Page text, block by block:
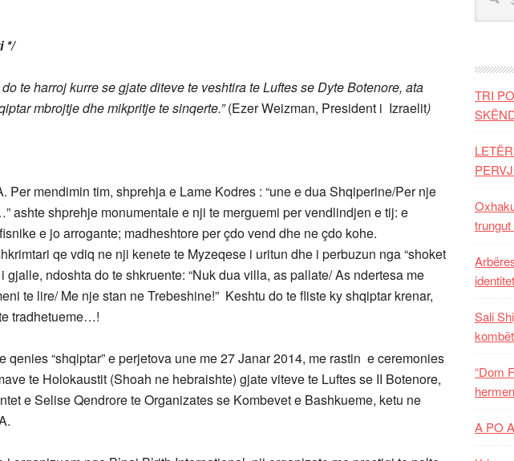
*/
te harroj kurre se gjate diteve te veshtira te Luftes se Dyte Botenore, ata
mbrojtje dhe mikpritje te sinqerte.”(Ezer Weizman, President i Izraelit)
Per mendimin tim, shprehja e Lame Kodres : “une e dua Shqiperine/Per nje
ashte shprehje monumentale e nji te merguemi per vendlindjen e tij: e
e jo arrogante; madheshtore per çdo vend dhe ne çdo kohe.
qe vdiq ne nji kenete te Myzeqese i uritun dhe i perbuzun nga “shoket
gjalle, ndoshta do te shkruente: “Nuk dua villa, as pallate/ As ndertesa me
te lire/ Me nje stan ne Trebeshine!” Keshtu do te fliste ky shqiptar krenar,
tradhetueme…!
qenies “shqiptar” e perjetova une me 27 Janar 2014, me rastin e ceremonies
te Holokaustit (Shoah ne hebraishte) gjate viteve te Luftes se II Botenore,
e Selise Qendrore te Organizates se Kombevet e Bashkueme, ketu ne
TRI
Sali
“Dom
A PO